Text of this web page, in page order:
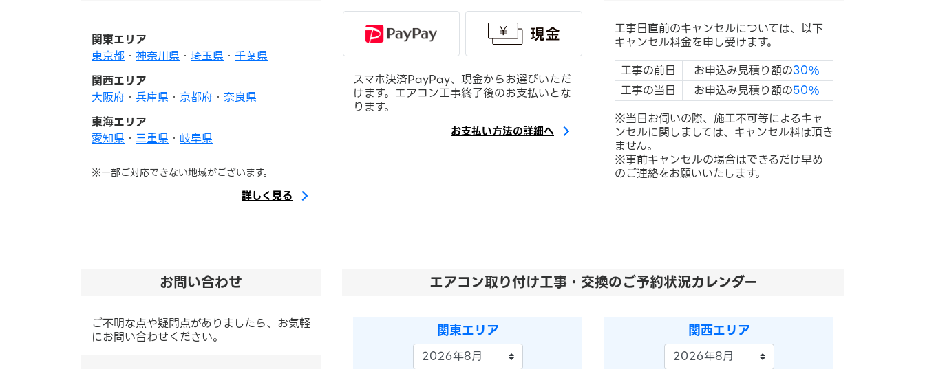
関東エリア
東京都 ・ 神奈川県 ・ 埼玉県 ・ 千葉県
関西エリア
大阪府 ・ 兵庫県 ・ 京都府 ・ 奈良県
東海エリア
愛知県 ・ 三重県 ・ 岐阜県
※一部ご対応できない地域がございます。
詳しく見る
スマホ決済PayPay、現金からお選びいただ
けます。エアコン工事終了後のお支払いとな
ります。
お支払い方法の詳細へ
工事日直前のキャンセルについては、以下
キャンセル料金を申し受けます。
工事の前日
お申込み見積り額の30%
工事の当日
お申込み見積り額の50%
※当日お伺いの際、施工不可等によるキャ
ンセルに関しましては、キャンセル料は頂き
ません。
※事前キャンセルの場合はできるだけ早め
のご連絡をお願いいたします。
お問い合わせ
ご不明な点や疑問点がありましたら、お気軽
にお問い合わせください。
エアコン取り付け工事・交換のご予約状況カレンダー
関東エリア 関西エリア